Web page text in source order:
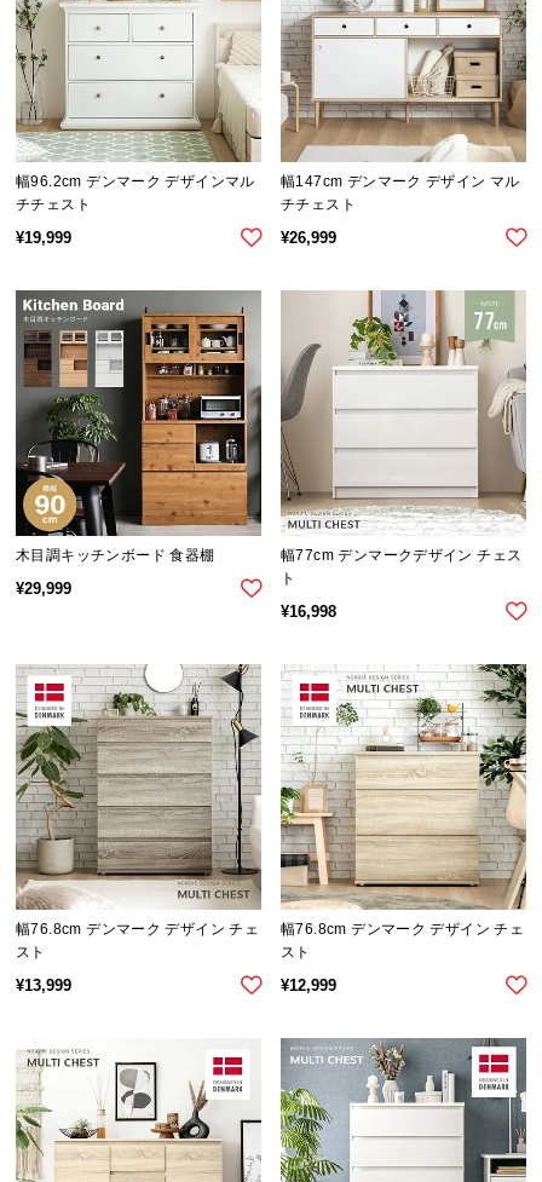
知
ら
ブ
ロ
グ
企
業
情
報
o.,
幅96.2cm デンマーク デザインマル
チチェスト
¥19,999
幅147cm デンマーク デザイン マル
チチェスト
¥26,999
木目調キッチンボード 食器棚
¥29,999
幅77cm デンマークデザイン チェス
ト
¥16,998
幅76.8cm デンマーク デザイン チェ
スト
¥13,999
幅76.8cm デンマーク デザイン チェ
スト
¥12,999